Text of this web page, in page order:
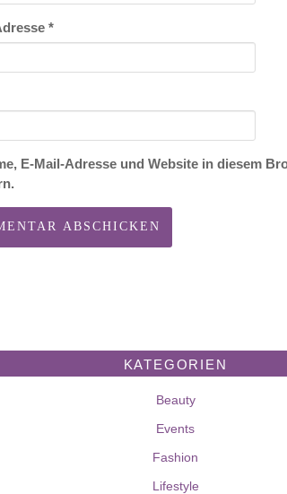
*
E-Mail-Adresse und Website in diesem
KATEGORIEN
Beauty
Events
Fashion
Lifestyle